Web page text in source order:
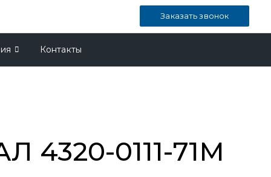
Заказать звонок
Контакты
4320-0111-71М